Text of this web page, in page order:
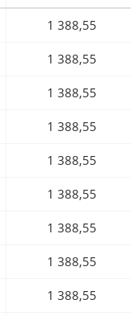
1 388,55
1 388,55
1 388,55
1 388,55
1 388,55
1 388,55
1 388,55
1 388,55
1 388,55